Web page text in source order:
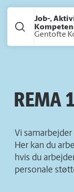
Job-,
Gentofte
REMA
Vi
Her kan du
hvis du
personale